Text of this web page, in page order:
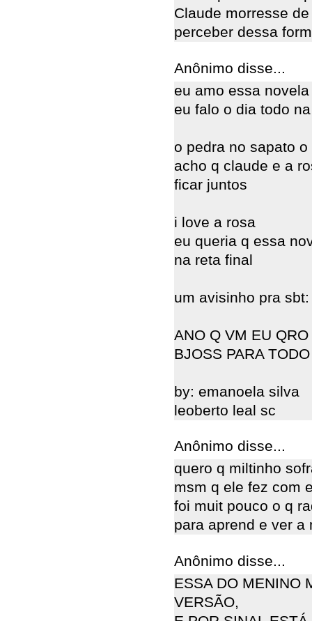
Claude morresse
perceber dessa
Anônimo disse...
eu amo essa
eu falo o dia todo
o pedra no sapato
acho q claude e a
ficar juntos
i love a rosa
eu queria q essa
na reta final
um avisinho pra sbt:
ANO Q VM EU
BJOSS PARA
by: emanoela silva
leoberto leal sc
Anônimo disse...
quero q miltinho
msm q ele fez com
foi muit pouco o q
para aprend e ver a
Anônimo disse...
ESSA DO MENINO
VERSÃO,